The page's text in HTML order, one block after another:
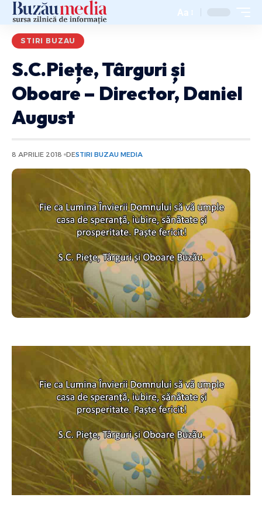
Aa
STIRI BUZAU
S.C.Piețe, Târguri și
Oboare – Director, Daniel
August
8 APRILIE 2018 DESTIRI BUZAU MEDIA